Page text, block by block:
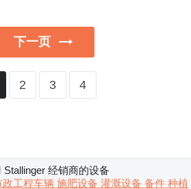
下一页
2 3 4
经销商的设备
政工程车辆 施肥设备 灌溉设备 备件 种植